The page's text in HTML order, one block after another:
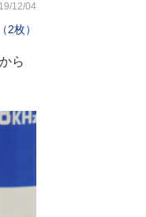
12/04
2枚）
ら